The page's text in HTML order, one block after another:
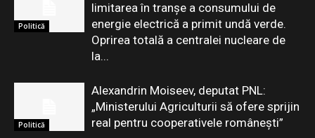
Politică
limitarea în tranşe a consumului de
energie electrică a primit undă verde.
Oprirea totală a centralei nucleare de
la...
Politică
Alexandrin Moiseev, deputat PNL:
„Ministerului Agriculturii să ofere sprijin
real pentru cooperativele românești”